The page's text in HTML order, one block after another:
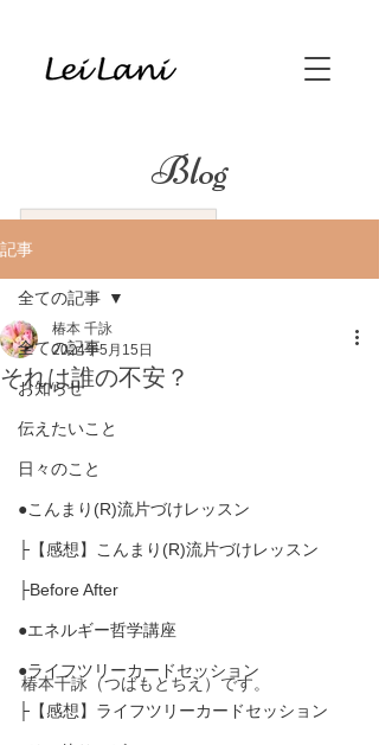
Blog
記事
全ての記事
お知らせ
伝えたいこと
日々のこと
●こんまり(R)流片づけレッスン
├【感想】こんまり(R)流片づけレッスン
├Before After
●エネルギー哲学講座
●ライフツリーカードセッション
├【感想】ライフツリーカードセッション
全ての記事
それは誰の不安？
椿本 千詠
2024年5月15日
椿本千詠（つばもとちえ）です。